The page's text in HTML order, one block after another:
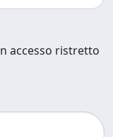
accesso ristretto